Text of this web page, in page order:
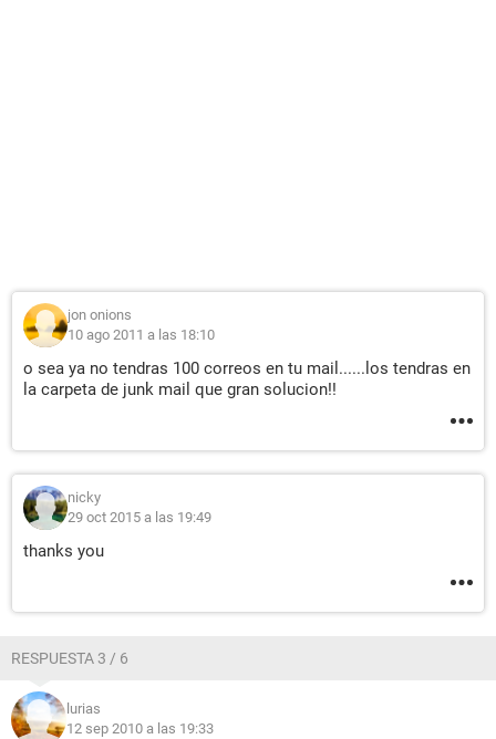
jon onions
10 ago 2011 a las 18:10
o sea ya no tendras 100 correos en tu mail......los tendras en
la carpeta de junk mail que gran solucion!!
nicky
29 oct 2015 a las 19:49
thanks you
RESPUESTA 3 / 6
lurias
12 sep 2010 a las 19:33